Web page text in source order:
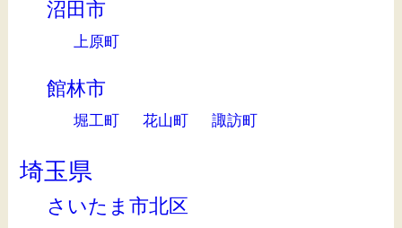
沼田市
上原町
館林市
堀工町 花山町 諏訪町
埼玉県
さいたま市北区